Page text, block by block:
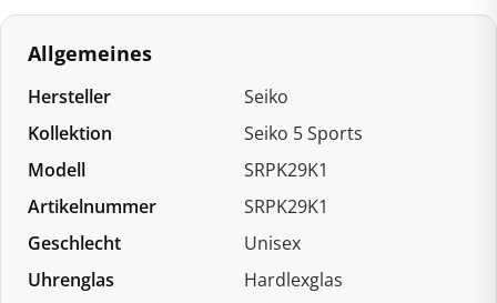
Allgemeines
Hersteller
Seiko
Kollektion
Seiko 5 Sports
Modell
SRPK29K1
Artikelnummer
SRPK29K1
Geschlecht
Unisex
Uhrenglas
Hardlexglas